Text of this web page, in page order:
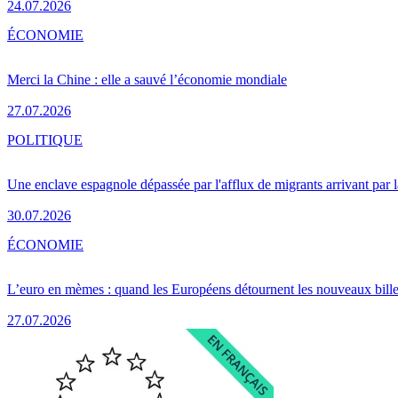
24.07.2026
Merci la Chine : elle a sauvé l’économie mondiale
27.07.2026
ÉCONOMIE
Une enclave espagnole dépassée par l'afflux de migrants arrivant par
30.07.2026
POLITIQUE
L’euro en mèmes : quand les Européens détournent les nouveaux
27.07.2026
ÉCONOMIE